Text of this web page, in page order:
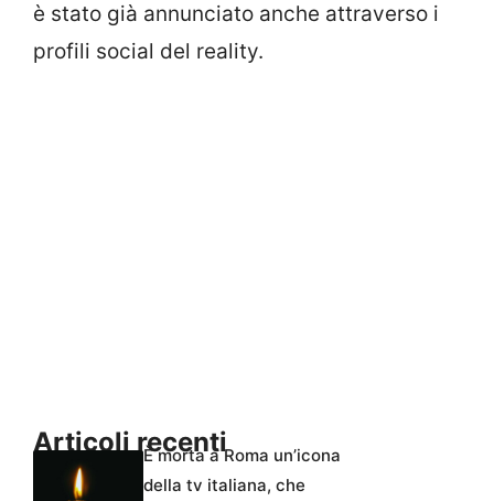
è stato già annunciato anche attraverso i
profili social del reality.
Articoli recentiÈ morta a Roma un’icona
della tv italiana, che